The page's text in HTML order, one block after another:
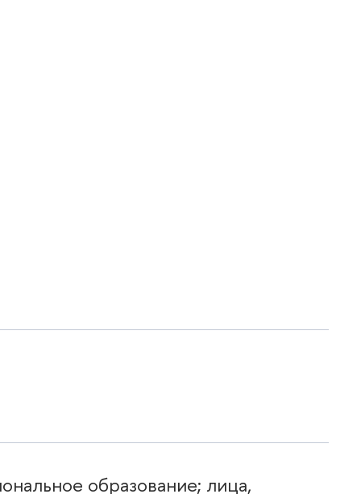
образование; лица,